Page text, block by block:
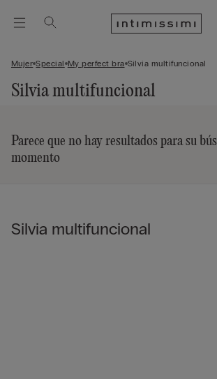
Mujer Special My perfect bra Silvia multifuncional
Silvia multifuncional
Parece que no hay resultados para su
momento
Silvia multifuncional